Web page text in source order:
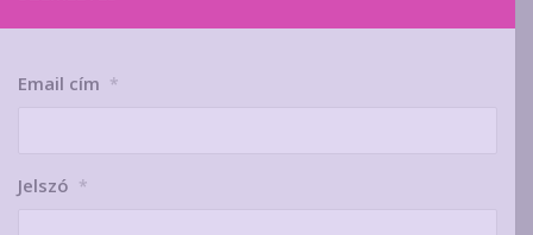
Email cím *
Jelszó *